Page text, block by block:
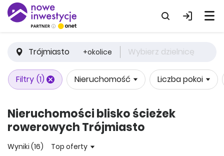
Trójmiasto +okolice Wybierz dzielnicę
Filtry (1) Nieruchomość Liczba pokoi
Nieruchomości blisko ścieżek
rowerowych Trójmiasto
Wyniki (16) Top oferty